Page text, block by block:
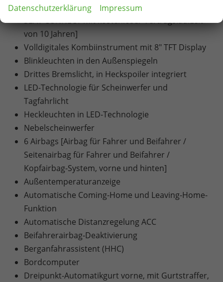
Streaming / Vorbereitet für die Aktivierung von
SEAT CONNECT mit kostenloser Vertragslaufzeit
von 10 Jahren]
Volldigitales Kombiinstrument mit 8" TFT Display
Blinkleuchten in den Außenspiegeln
Drittes Bremslicht, in Heckspoiler integriert
LED-Technologie für Scheinwerfer und
Tagfahrlicht
Heckleuchten in LED-Technologie
Nebelscheinwerfer
6 Airbags [Airbag für Fahrer und Beifahrer /
Seitenairbag für Fahrer und Beifahrer /
Kopfairbag-System, vorne und hinten]
Außentemperaturanzeige
Automatische Coming-Home und Leaving-Home-
Funktion
Automatische Distanzregelung ACC
Beifahrerairbag-Deaktivierung
Berganfahrassistent (HHC)
Bordcomputer
Dreipunkt-Automatikgurt vorne, mit Gurtstraffer,
Datenschutzerklärung Impressum